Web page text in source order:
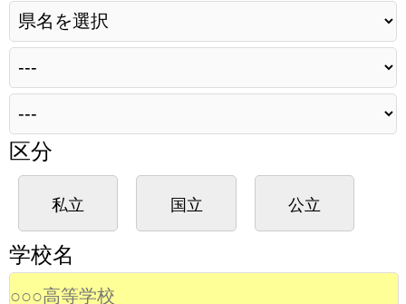
区分
私立 国立 公立
学校名